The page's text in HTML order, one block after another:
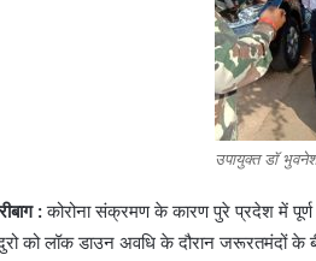
उपायुक्त डॉ
:कोरोना संक्रमण के कारण पुरे प्रदेश में पूर्ण
को लॉक डाउन अवधि के दौरान जरूरतमंदों के